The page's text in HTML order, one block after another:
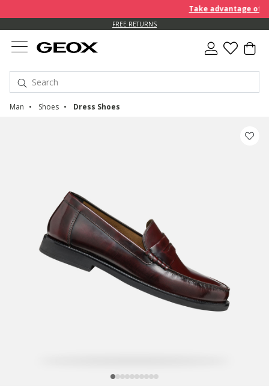
Take advantage of an
FREE RETURNS
Man Shoes Dress Shoes